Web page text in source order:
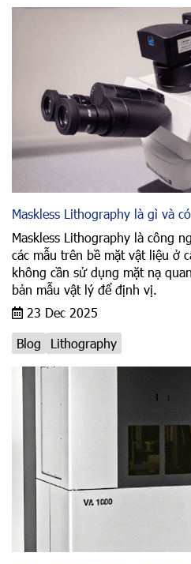
Maskless Lithography là gì và
Maskless Lithography là công
các mẫu trên bề mặt vật liệu ở
không cần sử dụng mặt nạ
bản mẫu vật lý để định vị.
23 Dec 2025
Blog
Lithography